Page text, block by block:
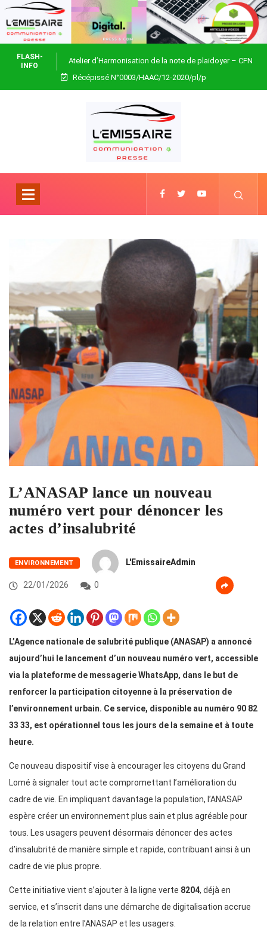
FLASH-
INFO
Atelier d’Harmonisation de la note de plaidoyer – CFN
Togo
Récépissé N°0003/HAAC/12-2020/pl/p
L’ANASAP lance un nouveau
numéro vert pour dénoncer les
actes d’insalubrité
ENVIRONNEMENT L'EmissaireAdmin
22/01/2026 0
L’Agence nationale de salubrité publique (ANASAP) a annoncé
aujourd’hui le lancement d’un nouveau numéro vert, accessible
via la plateforme de messagerie WhatsApp, dans le but de
renforcer la participation citoyenne à la préservation de
l’environnement urbain. Ce service, disponible au numéro 90 82
33 33, est opérationnel tous les jours de la semaine et à toute
heure.
Ce nouveau dispositif vise à encourager les citoyens du Grand
Lomé à signaler tout acte compromettant l’amélioration du
cadre de vie. En impliquant davantage la population, l’ANASAP
espère créer un environnement plus sain et plus agréable pour
tous. Les usagers peuvent désormais dénoncer des actes
d’insalubrité de manière simple et rapide, contribuant ainsi à un
cadre de vie plus propre.
Cette initiative vient s’ajouter à la ligne verte 8204, déjà en
service, et s’inscrit dans une démarche de digitalisation accrue
de la relation entre l’ANASAP et les usagers.